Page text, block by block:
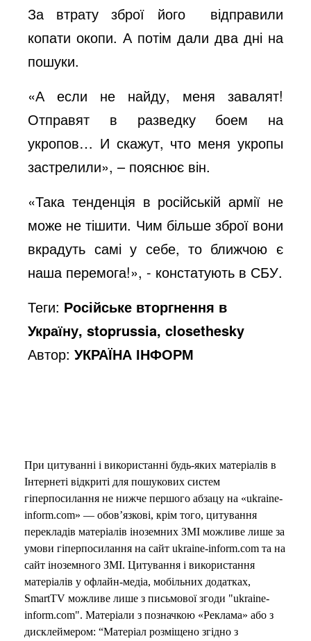
За втрату зброї його відправили
копати окопи. А потім дали два дні на
пошуки.
«А если не найду, меня завалят!
Отправят в разведку боем на
укропов… И скажут, что меня укропы
застрелили», – пояснює він.
«Така тенденція в російській армії не
може не тішити. Чим більше зброї вони
вкрадуть самі у себе, то ближчою є
наша перемога!», - констатують в СБУ.
Теги: Російське вторгнення в
Україну, stoprussia, closethesky
Автор:УКРАЇНА ІНФОРМ
При цитуванні і використанні будь-яких матеріалів в
Інтернеті відкриті для пошукових систем
гіперпосилання не нижче першого абзацу на «ukraine-
inform.com» — обов’язкові, крім того, цитування
перекладів матеріалів іноземних ЗМІ можливе лише за
умови гіперпосилання на сайт ukraine-inform.com та на
сайт іноземного ЗМІ. Цитування і використання
матеріалів у офлайн-медіа, мобільних додатках,
SmartTV можливе лише з письмової згоди "ukraine-
inform.com". Матеріали з позначкою «Реклама» або з
дисклеймером: “Матеріал розміщено згідно з